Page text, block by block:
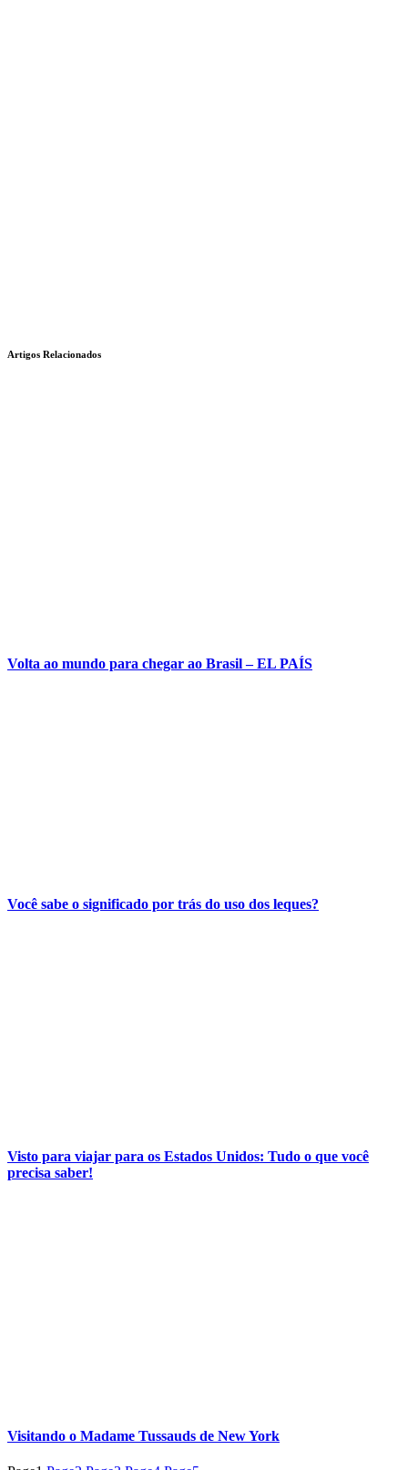
Artigos Relacionados
Volta ao mundo para chegar ao Brasil – EL PAÍS
Você sabe o significado por trás do uso dos leques?
Visto para viajar para os Estados Unidos: Tudo o que você
precisa saber!
Visitando o Madame Tussauds de New York